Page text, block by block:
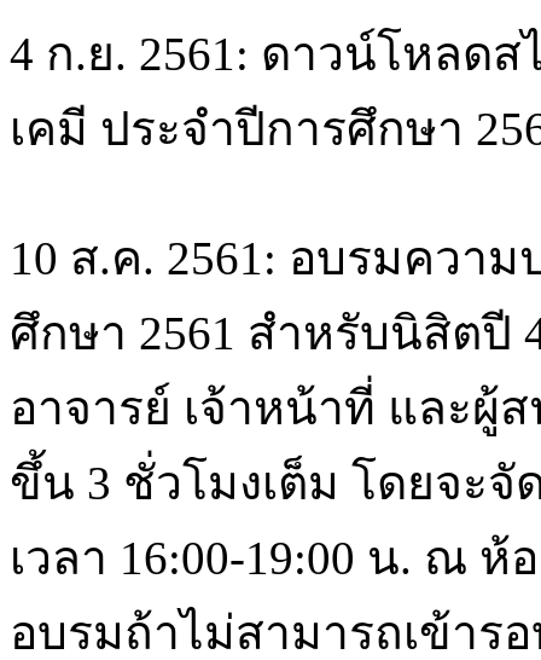
4 ก.ย. 2561: ดาวน์โหลด
เคมี ประจำปีการศึกษา
10 ส.ค. 2561: อบรมควา
ศึกษา 2561 สำหรับนิสิต
อาจารย์ เจ้าหน้าที่ และผู้
ขึ้น 3 ชั่วโมงเต็ม โดยจะจั
เวลา 16:00-19:00 น. ณ ห้
อบรมถ้าไม่สามารถเข้าร